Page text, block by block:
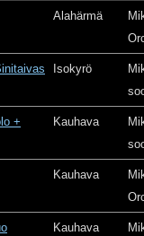
Alahärmä
Isokyrö
+
Kauhava
Kauhava
Kauhava